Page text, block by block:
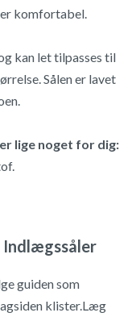
komfortabel.
kan let tilpasses til
Sålen er lavet
lige noget for dig:
Indlægssåler
guiden som
klister.Læg